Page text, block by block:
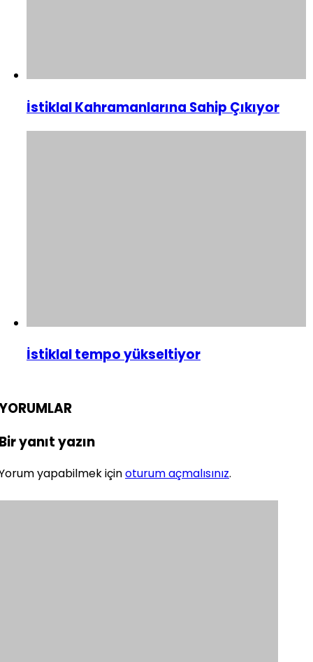
İstiklal Kahramanlarına Sahip Çıkıyor
İstiklal tempo yükseltiyor
yanıt yazın
yapabilmek içinoturum açmalısınız.